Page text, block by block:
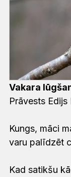
Vakara
Prāvests Edijs
Kungs, māci
varu palīdzēt
Kad satikšu